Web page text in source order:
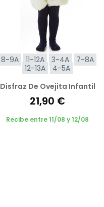
8-9A 11-12A 3-4A
7-8A
12-13A
4-5A
Disfraz De Ovejita Infantil
21,90 €
Recibe entre 11/08 y 12/08